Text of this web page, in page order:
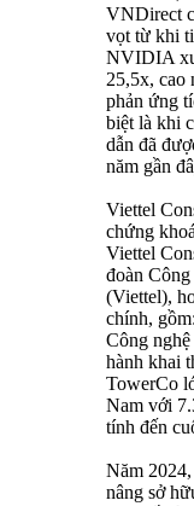
VNDirect
vọt từ khi
NVIDIA
25,5x, cao
phản ứng
biệt là khi
dẫn đã
năm gần
Viettel
chứng
Viettel
đoàn
(Viettel),
chính,
Công
hành khai
TowerCo
Nam với
tính đến
Năm
nâng sở